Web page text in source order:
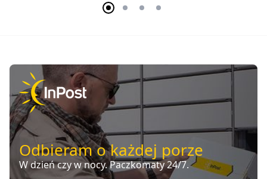
Odbieram o każdej porze
W dzień czy w nocy. Paczkomaty 24/7.